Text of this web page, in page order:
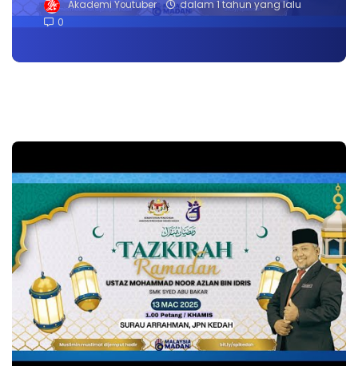
Akademi Youtuber
dalam 1 tahun yang lalu
0